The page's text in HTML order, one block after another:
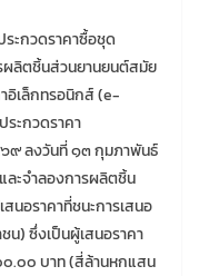
ระกวดราคาซื้อชุด
ลิตชิ้นส่วนยานยนต์สมัย
อิเล็กทรอนิกส์ (e-
ระกวดราคา
๙ ลงวันที่ ๑๓ กุมภาพันธ์
ะจำลองการผลิตชิ้น
นอราคาที่ชนะการเสนอ
) ซึ่งเป็นผู้เสนอราคา
.๐๐ บาท (สี่ล้านหกแสน